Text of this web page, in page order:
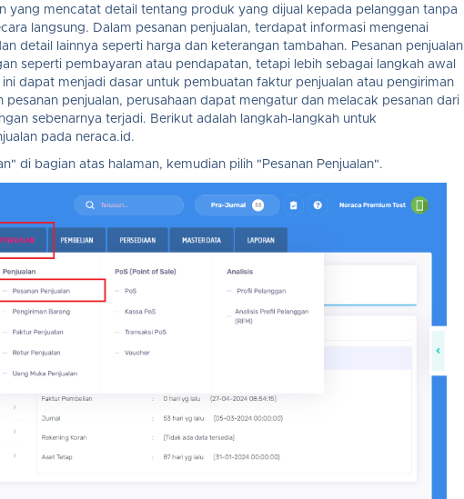
yang mencatat detail tentang produk yang dijual kepada pelanggan tanpa
langsung. Dalam pesanan penjualan, terdapat informasi mengenai
detail lainnya seperti harga dan keterangan tambahan. Pesanan penjualan
seperti pembayaran atau pendapatan, tetapi lebih sebagai langkah awal
dapat menjadi dasar untuk pembuatan faktur penjualan atau pengiriman
penjualan, perusahaan dapat mengatur dan melacak pesanan dari
sebenarnya terjadi. Berikut adalah langkah-langkah untuk
pada neraca.id.
di bagian atas halaman, kemudian pilih "Pesanan Penjualan".